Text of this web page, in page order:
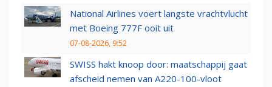
National Airlines voert langste vrachtvlucht
met Boeing 777F ooit uit
07-08-2026, 9:52
SWISS hakt knoop door: maatschappij gaat
afscheid nemen van A220-100-vloot